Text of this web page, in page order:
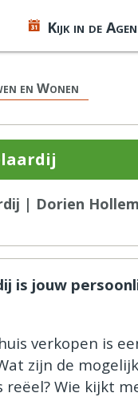
Kijk in de
en Wonen
| Dorien
is jouw
verkopen is
zijn de
reëel? Wie kijkt